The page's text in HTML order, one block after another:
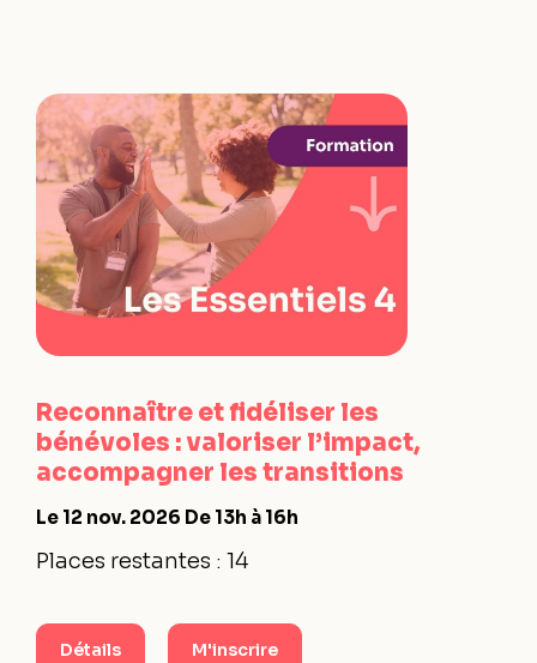
Reconnaître et fidéliser les
bénévoles : valoriser l’impact,
accompagner les transitions
Le 12 nov. 2026 De 13h à 16h
Places restantes : 14
Détails M'inscrire